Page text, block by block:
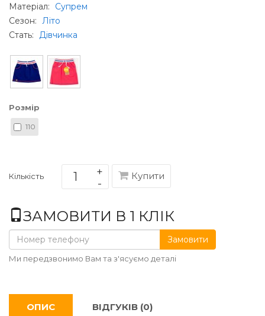
Матеріал:
Супрем
Сезон: Літо
Стать: Дівчинка
Розмір
110
Кількість Купити
ЗАМОВИТИ В 1 КЛІК
Замовити
Ми передзвонимо Вам та з'ясуємо деталі
ОПИС ВІДГУКІВ (0)